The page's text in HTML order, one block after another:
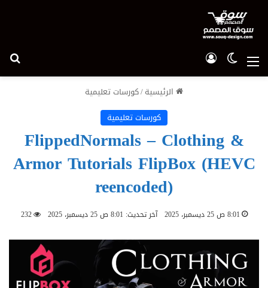
القائمة الوضع المظلم
الرئيسية/كورسات تعليمية
كورسات تعليمية
FlippedNormals – Clothing &
Armor Tutorials FlipBox (HEVC
reencoded)
8:01 ص 25 ديسمبر، 2025 آخر تحديث: 8:01 ص 25 ديسمبر، 2025 232